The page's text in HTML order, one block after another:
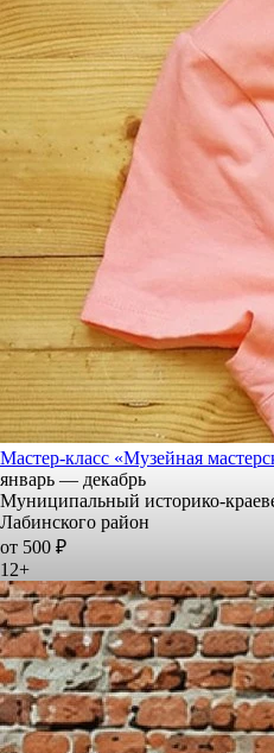
Мастер-класс «Музейная
январь — декабрь
Муниципальный историко-
Лабинского район
от 500 ₽
12+